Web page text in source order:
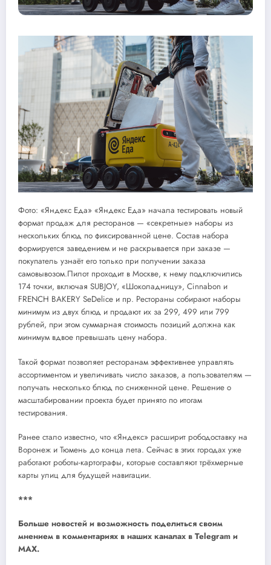
Фото: «Яндекс Еда» «Яндекс Еда» начала тестировать новый
формат продаж для ресторанов — «секретные» наборы из
нескольких блюд по фиксированной цене. Состав набора
формируется заведением и не раскрывается при заказе —
покупатель узнаёт его только при получении заказа
самовывозом.Пилот проходит в Москве, к нему подключились
174 точки, включая SUBJOY, «Шоколадницу», Cinnabon и
FRENCH BAKERY SeDelice и пр. Рестораны собирают наборы
минимум из двух блюд и продают их за 299, 499 или 799
рублей, при этом суммарная стоимость позиций должна как
минимум вдвое превышать цену набора.
Такой формат позволяет ресторанам эффективнее управлять
ассортиментом и увеличивать число заказов, а пользователям —
получать несколько блюд по сниженной цене. Решение о
масштабировании проекта будет принято по итогам
тестирования.
Ранее стало известно, что «Яндекс» расширит рободоставку на
Воронеж и Тюмень до конца лета. Сейчас в этих городах уже
работают роботы-картографы, которые составляют трёхмерные
карты улиц для будущей навигации.
***
Больше новостей и возможность поделиться своим
мнением в комментариях в наших каналах в Telegram и
MAX.